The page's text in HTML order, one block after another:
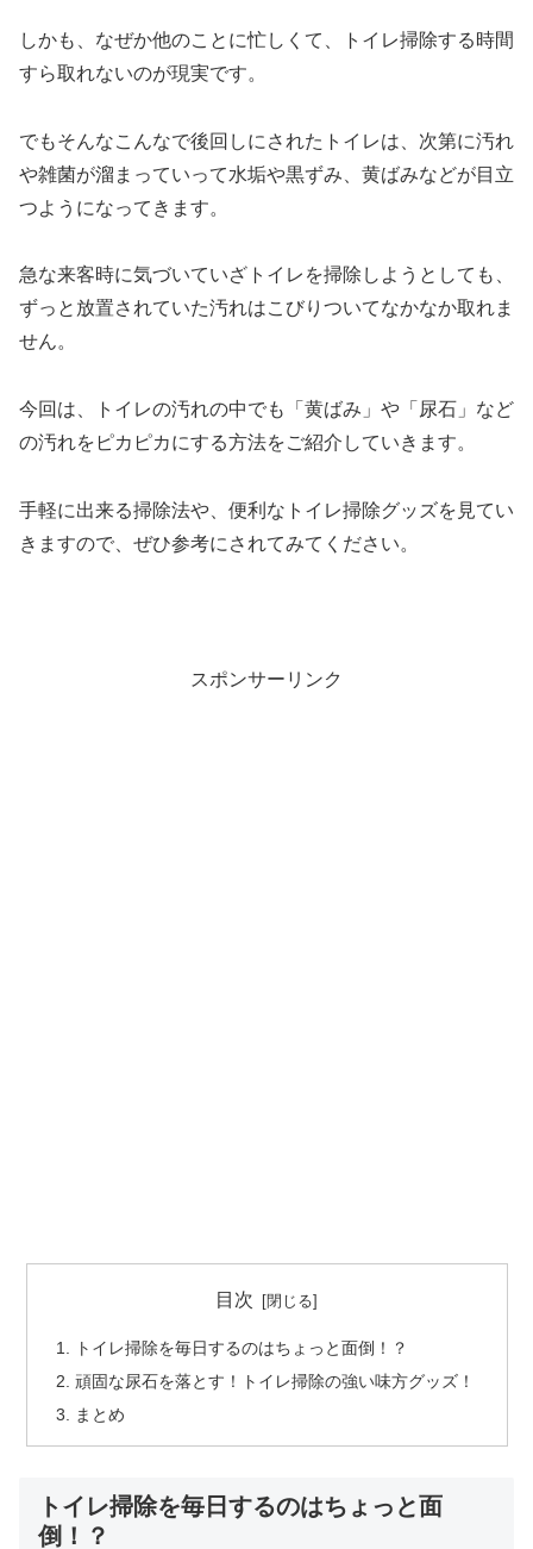
しかも、なぜか他のことに忙しくて、トイレ掃除する時間
すら取れないのが現実です。
でもそんなこんなで後回しにされたトイレは、次第に汚れ
や雑菌が溜まっていって水垢や黒ずみ、黄ばみなどが目立
つようになってきます。
急な来客時に気づいていざトイレを掃除しようとしても、
ずっと放置されていた汚れはこびりついてなかなか取れま
せん。
今回は、トイレの汚れの中でも「黄ばみ」や「尿石」など
の汚れをピカピカにする方法をご紹介していきます。
手軽に出来る掃除法や、便利なトイレ掃除グッズを見てい
きますので、ぜひ参考にされてみてください。
スポンサーリンク
目次
トイレ掃除を毎日するのはちょっと面倒！？
頑固な尿石を落とす！トイレ掃除の強い味方グッズ！
まとめ
トイレ掃除を毎日するのはちょっと面
倒！？